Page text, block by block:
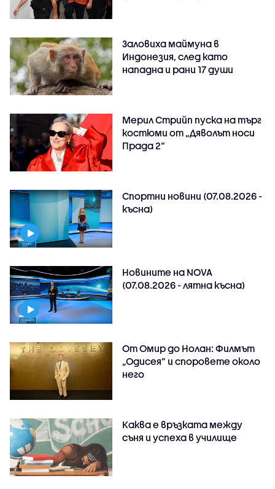
Заловиха маймуна в
Индонезия, след като
нападна и рани 17 души
Мерил Стрийп пуска на търг
костюми от „Дяволът носи
Прада 2“
Спортни новини (07.08.2026 -
късна)
Новините на NOVA
(07.08.2026 - лятна късна)
От Омир до Нолан: Филмът
„Одисея” и споровете около
него
Каква е връзката между
съня и успеха в училище